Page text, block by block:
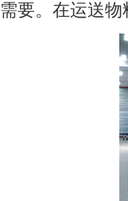
需要。在运送